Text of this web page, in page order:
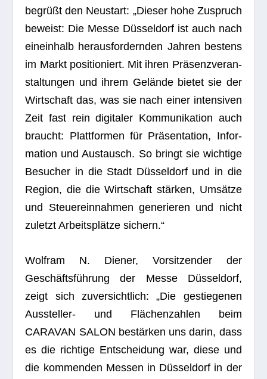
begrüßt den Neu­start: „Die­ser hohe Zuspruch
beweist: Die Messe Düs­sel­dorf ist auch nach
ein­ein­halb her­aus­for­dern­den Jah­ren bes­tens
im Markt posi­tio­niert. Mit ihren Prä­senz­ver­an­
stal­tun­gen und ihrem Gelände bie­tet sie der
Wirt­schaft das, was sie nach einer inten­si­ven
Zeit fast rein digi­ta­ler Kom­mu­ni­ka­tion auch
braucht: Platt­for­men für Prä­sen­ta­tion, Infor­
ma­tion und Aus­tausch. So bringt sie wich­tige
Besu­cher in die Stadt Düs­sel­dorf und in die
Region, die die Wirt­schaft stär­ken, Umsätze
und Steu­er­ein­nah­men gene­rie­ren und nicht
zuletzt Arbeits­plätze sichern.“
Wolf­ram N. Die­ner, Vor­sit­zen­der der
Geschäfts­füh­rung der Messe Düs­sel­dorf,
zeigt sich zuver­sicht­lich: „Die gestie­ge­nen
Aus­stel­ler- und Flä­chen­zah­len beim
CARAVAN SALON bestär­ken uns darin, dass
es die rich­tige Ent­schei­dung war, diese und
die kom­men­den Mes­sen in Düs­sel­dorf in der